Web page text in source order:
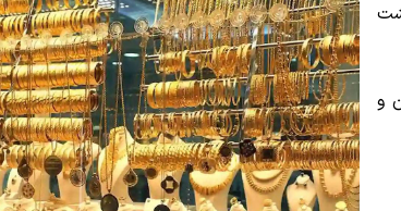
۲۱ اردیبهشت
۱۸ میلیون و